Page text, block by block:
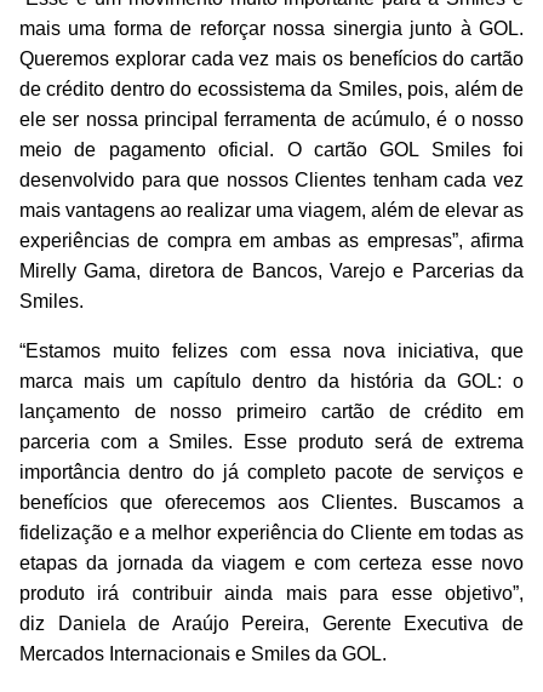
mais uma forma de reforçar nossa sinergia junto à GOL.
Queremos explorar cada vez mais os benefícios do cartão
de crédito dentro do ecossistema da Smiles, pois, além de
ele ser nossa principal ferramenta de acúmulo, é o nosso
meio de pagamento oficial. O cartão GOL Smiles foi
desenvolvido para que nossos Clientes tenham cada vez
mais vantagens ao realizar uma viagem, além de elevar as
experiências de compra em ambas as empresas”, afirma
Mirelly Gama, diretora de Bancos, Varejo e Parcerias da
Smiles.
“Estamos muito felizes com essa nova iniciativa, que
marca mais um capítulo dentro da história da GOL: o
lançamento de nosso primeiro cartão de crédito em
parceria com a Smiles. Esse produto será de extrema
importância dentro do já completo pacote de serviços e
benefícios que oferecemos aos Clientes. Buscamos a
fidelização e a melhor experiência do Cliente em todas as
etapas da jornada da viagem e com certeza esse novo
produto irá contribuir ainda mais para esse objetivo”,
diz Daniela de Araújo Pereira, Gerente Executiva de
Mercados Internacionais e Smiles da GOL.